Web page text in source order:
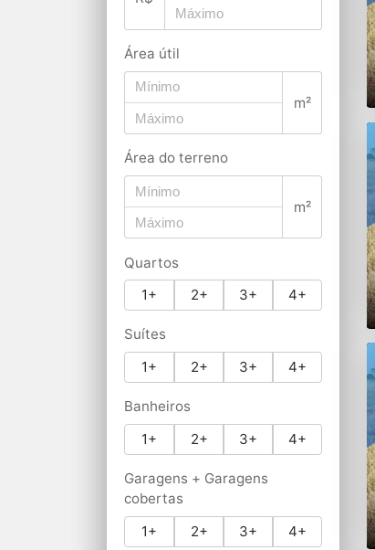
Área útil
m²
Área do terreno
m²
Quartos
1+
2+ 3+ 4+
Suítes
1+
2+ 3+ 4+
Banheiros
1+
2+ 3+ 4+
Garagens + Garagens
cobertas
1+
2+ 3+ 4+